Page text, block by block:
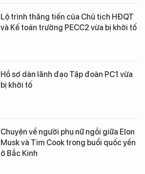
Lộ trình thăng tiến của Chủ tịch HĐQT
và Kế toán trưởng PECC2 vừa bị khởi tố
Hồ sơ dàn lãnh đạo Tập đoàn PC1 vừa
bị khởi tố
Chuyện về người phụ nữ ngồi giữa Elon
Musk và Tim Cook trong buổi quốc yến
ở Bắc Kinh